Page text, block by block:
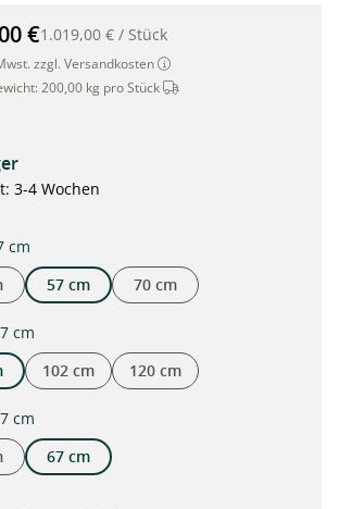
mit Edelstahl-Rahmen, 67 x 67 x
€1.019,00 € / Stück
zzgl. Versandkosten
200,00 kg pro Stück Dieser Artikel wird per
3-4 Wochen
cm
57 cm 70 cm
cm
102 cm 120 cm
cm
67 cm